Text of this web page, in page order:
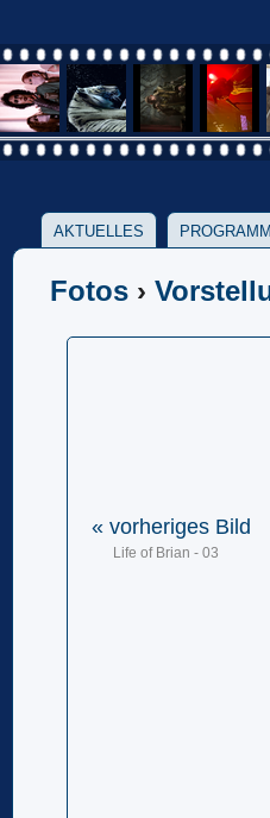
AKTUELLES PROGRAMM
Fotos ›
« vorheriges Bild
Life of Brian - 03